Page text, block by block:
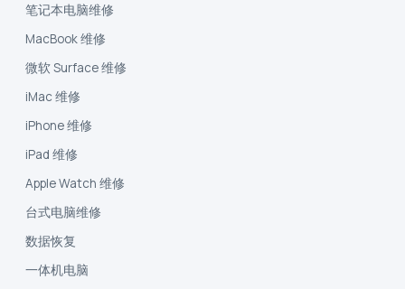
笔记本电脑维修
MacBook 维修
微软 Surface 维修
iMac 维修
iPhone 维修
iPad 维修
Apple Watch 维修
台式电脑维修
数据恢复
一体机电脑